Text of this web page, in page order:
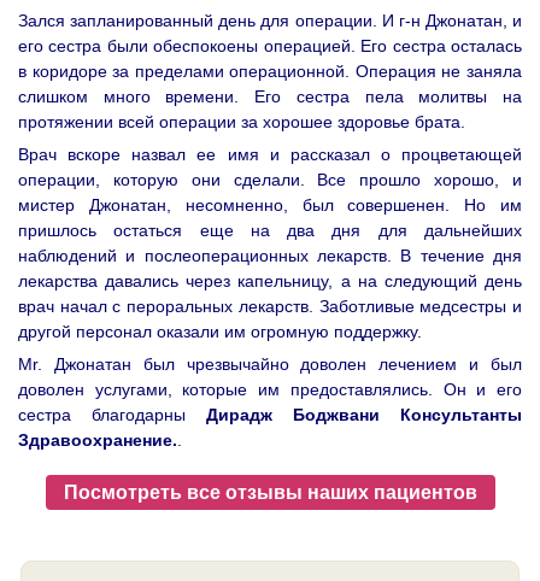
Зался запланированный день для операции. И г-н Джонатан, и
его сестра были обеспокоены операцией. Его сестра осталась
в коридоре за пределами операционной. Операция не заняла
слишком много времени. Его сестра пела молитвы на
протяжении всей операции за хорошее здоровье брата.
Врач вскоре назвал ее имя и рассказал о процветающей
операции, которую они сделали. Все прошло хорошо, и
мистер Джонатан, несомненно, был совершенен. Но им
пришлось остаться еще на два дня для дальнейших
наблюдений и послеоперационных лекарств. В течение дня
лекарства давались через капельницу, а на следующий день
врач начал с пероральных лекарств. Заботливые медсестры и
другой персонал оказали им огромную поддержку.
Mr. Джонатан был чрезвычайно доволен лечением и был
доволен услугами, которые им предоставлялись. Он и его
сестра благодарны Дирадж Боджвани Консультанты
Здравоохранение.
Посмотреть все отзывы наших пациентов